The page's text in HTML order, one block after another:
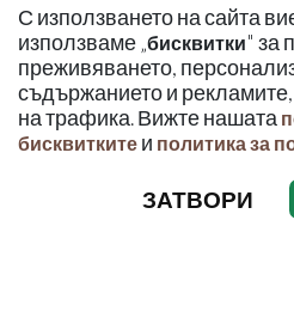
С използването на сайта
използваме „бисквитки" за
преживяването,
съдържанието и
на трафика. Вижте нашата
бисквитките и политика за
ЗАТВОРИ